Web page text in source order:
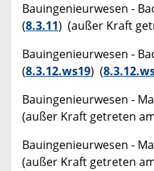
Bauingenieurwesen -
(8.3.11) (außer Kraft
Bauingenieurwesen -
(8.3.12.ws19) (
Bauingenieurwesen -
(außer Kraft getreten
Bauingenieurwesen -
(außer Kraft getreten